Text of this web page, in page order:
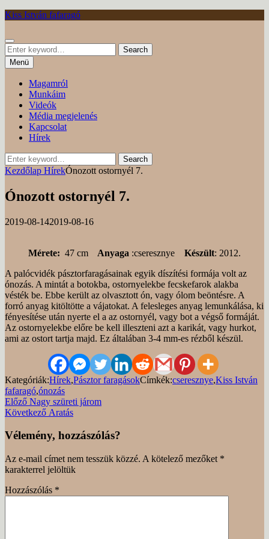
Tovább
Kiss István fafaragó
Keresés
Search
for:
Search
Menü
Magamról
Munkáim
Videók
Média megjelenés
Kapcsolat
Hírek
Search
for:
Search
Kezdőlap HírekÓnozott ostornyél 7.
Ónozott ostornyél 7.
Posted
2019-08-142019-08-16by
Mérete: 47 cm Anyaga :cseresznye Készült: 2012.
A palócvidék pásztorfaragásainak egyik díszítési formája volt az
ónozás. A mintát a botokba, ostornyelekbe fecskefarok alakba
vésték be. Ebbe került az olvasztott ón, vagy ólom beöntésre. A
forró anyag kitöltötte a vájatokat. A felesleges anyag lemunkálása, ki
fényesítése után nyerte el a az ostornyél, vagy bot a végső formáját.
Az ostornyelekbe előre be kell illeszteni azt a karikát, vagy hurkot,
ami az ostort tartja majd. Ez általában 3-4 mm-es rézből készül.
Kategóriák:Hírek,Pásztor faragásokCímkék:cseresznye,Kiss István
fafaragó,ónozás
Bejegyzés
navigáció
Előző Előző
bejegyzés
Nagy szüreti járom
Következő Következő
Aratás
Vélemény, hozzászólás?
Az e-mail címet nem tesszük közzé. A kötelező mezőket *
karakterrel jelöltük
Hozzászólás *